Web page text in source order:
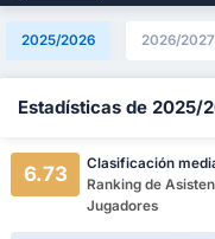
2025/2026 2026/2027
Estadísticas de 2025/
6.73
Clasificación
Ranking de
Jugadores